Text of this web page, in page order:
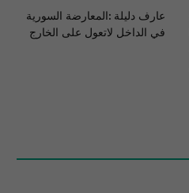
عارف دليلة :المعارضة السورية
في الداخل لاتعول على الخارج